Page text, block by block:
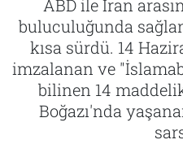
ABD ile İran
buluculuğunda
kısa sürdü. 14
imzalanan ve
bilinen 14
Boğazı'nda
Tarih
İletişim
Künye